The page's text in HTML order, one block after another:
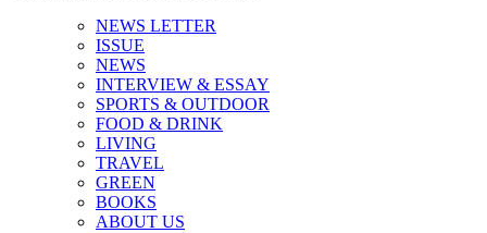
NEWS LETTER
ISSUE
NEWS
INTERVIEW & ESSAY
SPORTS & OUTDOOR
FOOD & DRINK
LIVING
TRAVEL
GREEN
BOOKS
ABOUT US